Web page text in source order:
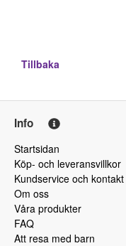
Tillbaka
Info
Startsidan
Köp- och leveransvillkor
Kundservice och kontakt
Om oss
Våra produkter
FAQ
Att resa med barn